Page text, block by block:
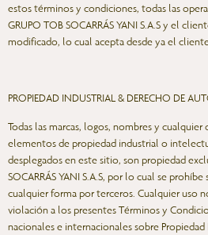
estos términos y condiciones, todas las
GRUPO TOB SOCARRÁS YANI S.A.S y el
modificado, lo cual acepta desde ya el
PROPIEDAD INDUSTRIAL & DERECHO DE
Todas las marcas, logos, nombres y
elementos de propiedad industrial o
desplegados en este sitio, son propiedad
SOCARRÁS YANI S.A.S, por lo cual se
cualquier forma por terceros. Cualquier uso
violación a los presentes Términos y
nacionales e internacionales sobre